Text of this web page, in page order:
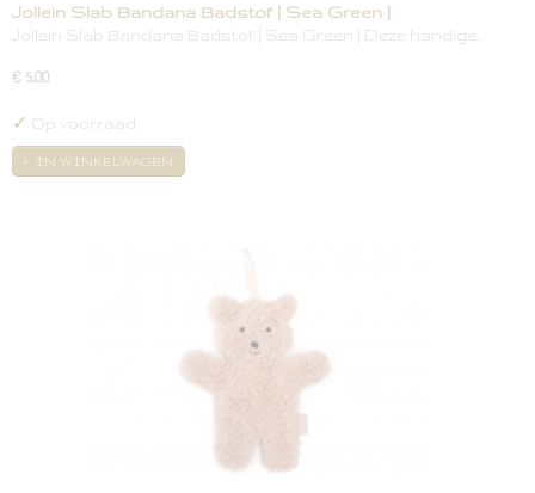
Jollein Slab Bandana Badstof [ Sea Green ]
Jollein Slab Bandana Badstof [ Sea Green ] Deze handige…
€ 5,00
✓ Op voorraad
IN WINKELWAGEN